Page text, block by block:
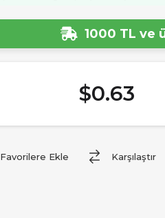
1000 TL ve
$0.63
Favorilere Ekle Karşılaştır